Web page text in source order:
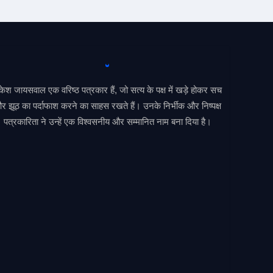
जायसवाल एक वरिष्ठ पत्रकार हैं, जो सत्य के पक्ष में खड़े होकर सच
झूठ का पर्दाफाश करने का साहस रखते हैं। उनके निर्भीक और निष्पक्ष
पत्रकारिता ने उन्हें एक विश्वसनीय और सम्मानित नाम बना दिया है।